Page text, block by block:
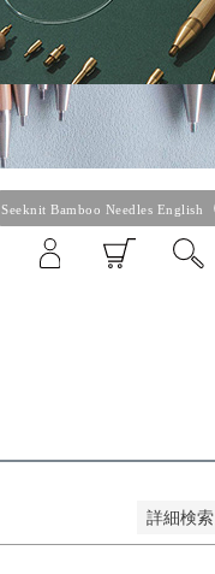
Seeknit Bamboo Needles English
詳細検索